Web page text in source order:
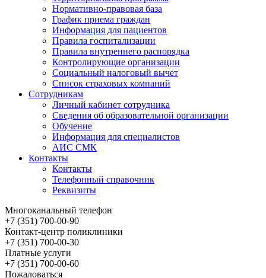
Нормативно-правовая база
График приема граждан
Информация для пациентов
Правила госпитализации
Правила внутреннего распорядка
Контролирующие организации
Cоциальный налоговый вычет
Список страховых компаний
Сотрудникам
Личный кабинет сотрудника
Сведения об образовательной организации
Обучение
Информация для специалистов
АИС СМК
Контакты
Контакты
Телефонный справочник
Реквизиты
Многоканальный телефон
+7 (351) 700-00-90
Контакт-центр поликлиники
+7 (351) 700-00-30
Платные услуги
+7 (351) 700-00-60
Пожаловаться